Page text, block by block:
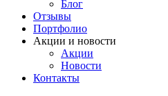
Блог
Отзывы
Портфолио
Акции и новости
Акции
Новости
Контакты